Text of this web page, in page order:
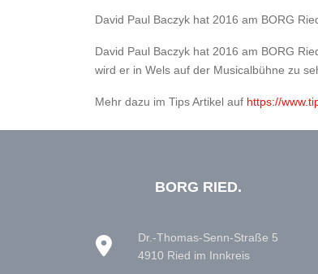
David Paul Baczyk hat 2016 am BORG
David Paul Baczyk hat 2016 am BORG
wird er in Wels auf der Musicalbühne zu
Mehr dazu im Tips Artikel auf https://
BORG RIED.
Dr.-Thomas-Senn-Straße 5
4910 Ried im Innkreis